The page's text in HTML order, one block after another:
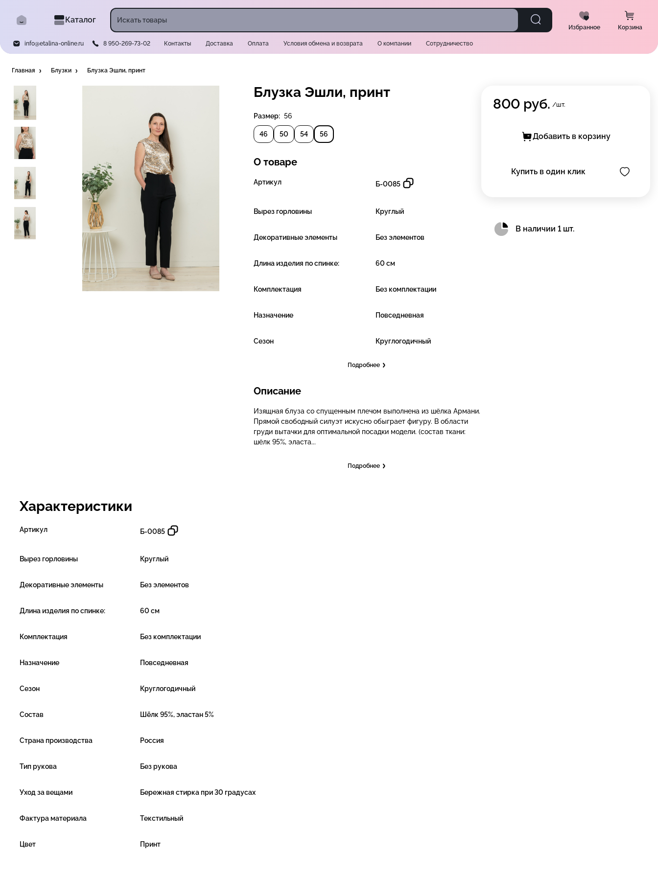
Каталог
Избранное Корзина
info@etalina-online.ru 8 950-269-73-02 Контакты Доставка Оплата Условия обмена и возврата О компании Сотрудничество
Главная Блузки Блузка Эшли, принт
Блузка Эшли, принт
Размер: 56
46 50 54 56
О товаре
Артикул Б-0085
Вырез горловины Круглый
Декоративные элементы Без элементов
Длина изделия по спинке: 60 см
Комплектация Без комплектации
Назначение Повседневная
Сезон Круглогодичный
Подробнее
Описание
Изящная блуза со спущенным плечом выполнена из шёлка Армани.
Прямой свободный силуэт искусно обыграет фигуру. В области
груди вытачки для оптимальной посадки модели. (состав ткани:
шёлк 95%, эласта...
Подробнее
Характеристики
Артикул Б-0085
Вырез горловины Круглый
Декоративные элементы Без элементов
Длина изделия по спинке: 60 см
Комплектация Без комплектации
Назначение Повседневная
Сезон Круглогодичный
Состав Шёлк 95%, эластан 5%
Страна производства Россия
Тип рукова Без рукова
Уход за вещами Бережная стирка при 30 градусах
Фактура материала Текстильный
Цвет Принт
800 руб. /шт.
Добавить в корзину
Купить в один клик
В наличии 1 шт.